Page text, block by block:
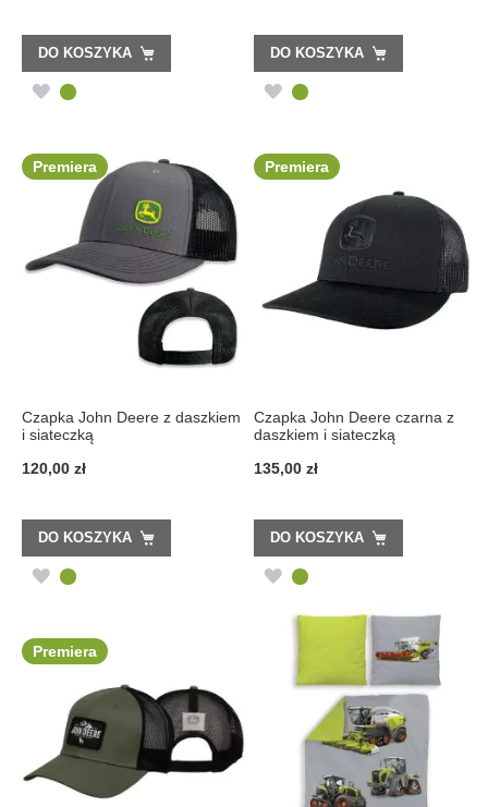
DO KOSZYKA
DODAJ
LISTY
ŻYCZEŃ
DO KOSZYKA
DODAJ
LISTY
ŻYCZEŃ
Premiera
Czapka John Deere z daszkiem
i siateczką
120,00 zł
DO KOSZYKA
DODAJ
LISTY
ŻYCZEŃ
Premiera
Czapka John Deere czarna z
daszkiem i siateczką
135,00 zł
DO KOSZYKA
DODAJ
DO
ŻYCZEŃ
Premiera